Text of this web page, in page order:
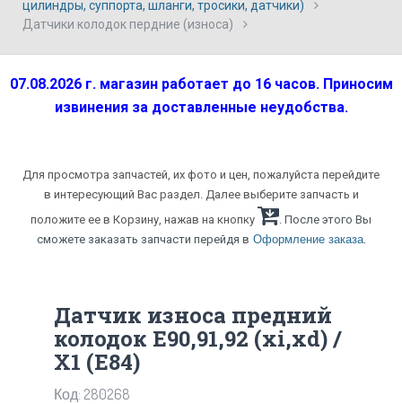
цилиндры, суппорта, шланги, тросики, датчики)
Датчики колодок пердние (износа)
07.08.2026 г. магазин работает до 16 часов. Приносим
извинения за доставленные неудобства.
Для просмотра запчастей, их фото и цен, пожалуйста перейдите
в интересующий Вас раздел. Далее выберите запчасть и
положите ее в Корзину, нажав на кнопку
. После этого Вы
сможете заказать запчасти перейдя в Оформление заказа.
Датчик износа предний
колодок E90,91,92 (xi,xd) /
X1 (E84)
Код: 280268